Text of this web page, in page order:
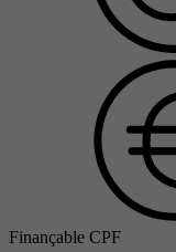
Finançable CPF